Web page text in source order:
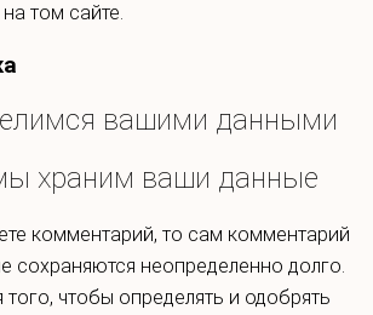
том сайте.
вашими данными
храним ваши данные
комментарий, то сам комментарий
сохраняются неопределенно долго.
того, чтобы определять и одобрять